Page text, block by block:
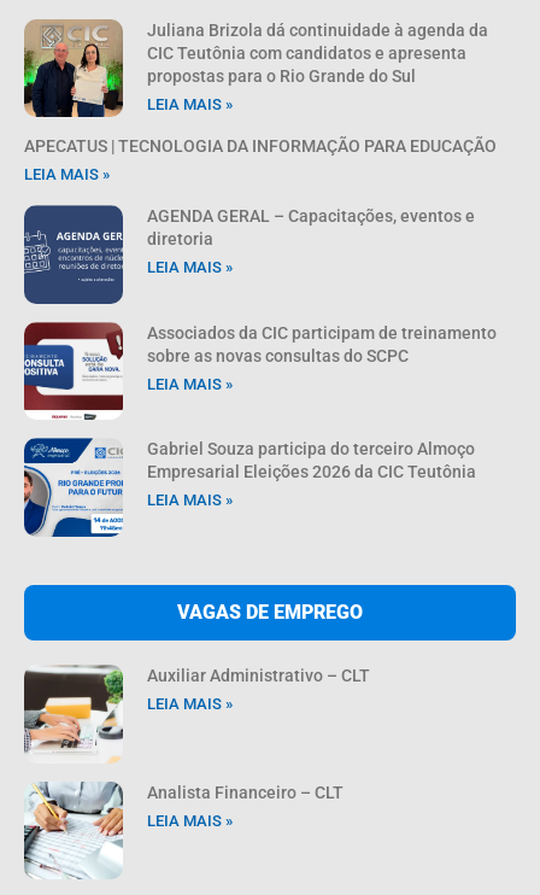
Juliana Brizola dá continuidade à agenda da
CIC Teutônia com candidatos e apresenta
propostas para o Rio Grande do Sul
LEIA MAIS »
APECATUS | TECNOLOGIA DA INFORMAÇÃO PARA EDUCAÇÃO
LEIA MAIS »
AGENDA GERAL – Capacitações, eventos e
diretoria
LEIA MAIS »
Associados da CIC participam de treinamento
sobre as novas consultas do SCPC
LEIA MAIS »
Gabriel Souza participa do terceiro Almoço
Empresarial Eleições 2026 da CIC Teutônia
LEIA MAIS »
VAGAS DE EMPREGO
Auxiliar Administrativo – CLT
LEIA MAIS »
Analista Financeiro – CLT
LEIA MAIS »